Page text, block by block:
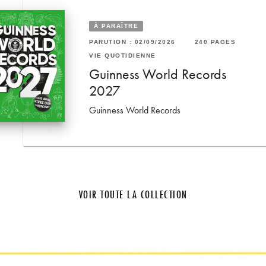
PAGES
avec 100
: 21/01/2026 46 PAGES
QUOTIDIENNE
photos Aubergine -
x 250 mm
À PARAÎTRE
PARUTION : 02/09/2026 240 PAGES
VIE QUOTIDIENNE
Guinness World Records
2027
Guinness World Records
VOIR TOUTE LA COLLECTION